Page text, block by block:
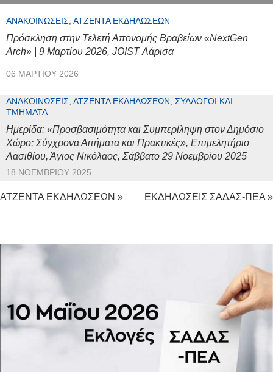
ΑΝΑΚΟΙΝΏΣΕΙΣ, ΑΤΖΈΝΤΑ ΕΚΔΗΛΏΣΕΩΝ
Πρόσκληση στην Τελετή Απονομής Βραβείων «NextGen
Arch» | 9 Μαρτίου 2026, JOIST Λάρισα
06 ΜΑΡΤΊΟΥ 2026
ΑΝΑΚΟΙΝΏΣΕΙΣ, ΑΤΖΈΝΤΑ ΕΚΔΗΛΏΣΕΩΝ, ΣΎΛΛΟΓΟΙ ΚΑΙ
ΤΜΉΜΑΤΑ
Ημερίδα: «Προσβασιμότητα και Συμπερίληψη στον Δημόσιο
Χώρο: Σύγχρονα Αιτήματα και Πρακτικές», Επιμελητήριο
Λασιθίου, Άγιος Νικόλαος, Σάββατο 29 Νοεμβρίου 2025
18 ΝΟΕΜΒΡΊΟΥ 2025
ΑΤΖΕΝΤΑ ΕΚΔΗΛΩΣΕΩΝ » ΕΚΔΗΛΩΣΕΙΣ ΣΑΔΑΣ-ΠΕΑ »